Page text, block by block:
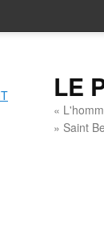
LE
«
» Saint